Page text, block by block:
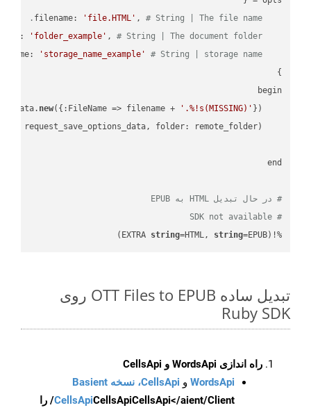
    filename:
'file.HTML' , # String | The file name.
    folder:
'folder_example' , # String | The document folder.
    storage_name:
'storage_name_example'
# String | storage name.
new({:FileName => filename +
'.%!s(MISSING)'
# در حال تبدیل HTML به EPUB
# SDK not available
%!(EXTRA
string=HTML, string=EPUB)
تبدیل ساده OTT Files to EPUB روی
Ruby SDK
راه اندازی WordsApi و CellsApi
WordsApi و CellsApi، نسخه Basient
CellsApiCellsApi
CellsApi</aient/Client/ را